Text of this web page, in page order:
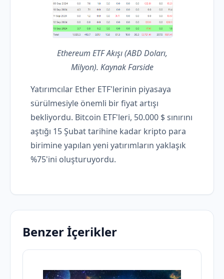
Ethereum ETF Akışı (ABD Doları,
Milyon). Kaynak Farside
Yatırımcılar Ether ETF'lerinin piyasaya
sürülmesiyle önemli bir fiyat artışı
bekliyordu. Bitcoin ETF'leri, 50.000 $ sınırını
aştığı 15 Şubat tarihine kadar kripto para
birimine yapılan yeni yatırımların yaklaşık
%75'ini oluşturuyordu.
Benzer İçerikler